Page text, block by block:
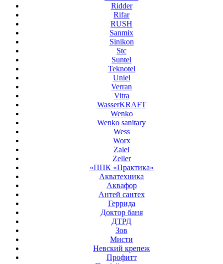
Ridder
Rifar
RUSH
Sanmix
Sinikon
Stc
Suntel
Teknotel
Uniel
Verran
Vitra
WasserKRAFT
Wenko
Wenko sanitary
Wess
Worx
Zalel
Zeller
«ППК «Практика»
Акватехника
Аквафор
Антей сантех
Геррида
Доктор баня
ДТРД
Зов
Мисти
Невский крепеж
Профитт